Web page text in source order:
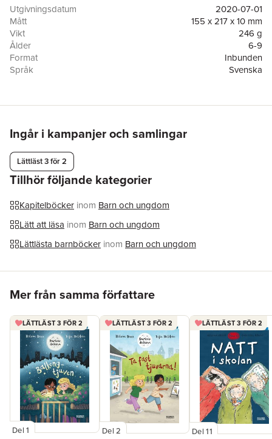
han vill är att ta det lugnt och leka med Edvin …
”Skynda, skynda” är den tjugofjärde fristående boken om
barnen i "Klass 1b".
Läs också: "Spöket i skolan", "Starkast i klassen", "Hemliga
kompisar", "Världens finaste glasögon", "Ny i klassen",
"Tandligan", "Vilse i skogen", "Vi vill ha disco", "Skrik och bajs",
kompisen", "Inbrott i skolan", "Hej, hello!", "Fira med fest", "Spela
Utgivningsdatum
2020-07-01
Mått
155 x 217 x 10 mm
Vikt
246 g
Ålder
6-9
Format
Inbunden
Språk
Svenska
Antal sidor
57
Illustratör
Medarbetare
ISBN
Miljömärkning
Ingår i kampanjer och samlingar
Lättläst 3 för 2
Tillhör följande kategorier
Kapitelböcker inom Barn och ungdom
Lätt att läsa inom Barn och ungdom
Lättlästa barnböcker inom Barn och ungdom
Mer från samma författare
LÄTTLÄST 3 FÖR 2
Del 1
LÄTTLÄST 3 FÖR 2
Del 2
LÄTTLÄST 3 FÖR 2
Del 11